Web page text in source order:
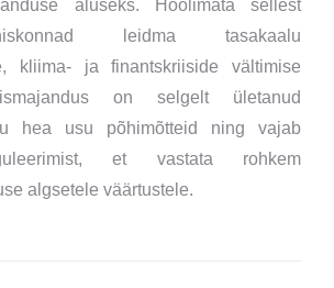
aluseks. Hoolimata sellest
leidma tasakaalu
kliima- ja finantskriiside vältimise
on selgelt ületanud
hea usu põhimõtteid ning vajab
et vastata rohkem
algsetele väärtustele.